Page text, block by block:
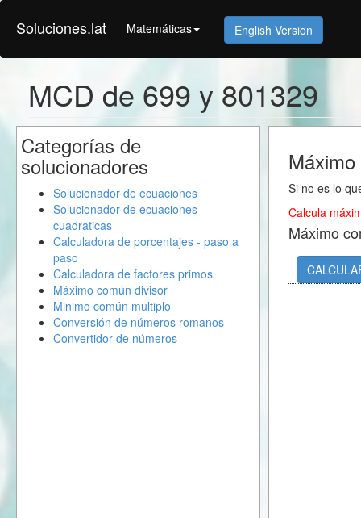
Soluciones.lat Matemáticas English Version
MCD de 699 y 801329
Si no es lo
Calcula
Máximo
Categorías de
solucionadores
Solucionador de ecuaciones
Solucionador de ecuaciones
cuadraticas
Calculadora de porcentajes - paso a
paso
Calculadora de factores primos
Máximo común divisor
Minimo común multiplo
Conversión de números romanos
Convertidor de números